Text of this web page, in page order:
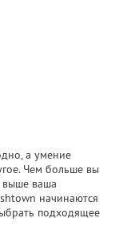
а умение
Чем больше вы
выше ваша
начинаются
подходящее